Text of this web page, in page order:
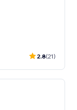
2.8(21)